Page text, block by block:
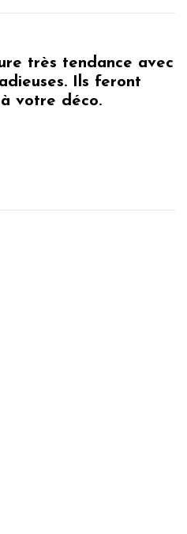
très tendance avec
Ils feront
votre déco.